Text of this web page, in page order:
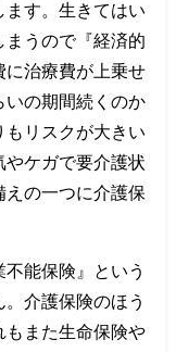
す。生きてはい
うので『経済的
に治療費が上乗せ
いの期間続くのか
もリスクが大きい
やケガで要介護状
の一つに介護保
能保険』という
介護保険のほう
もまた生命保険や